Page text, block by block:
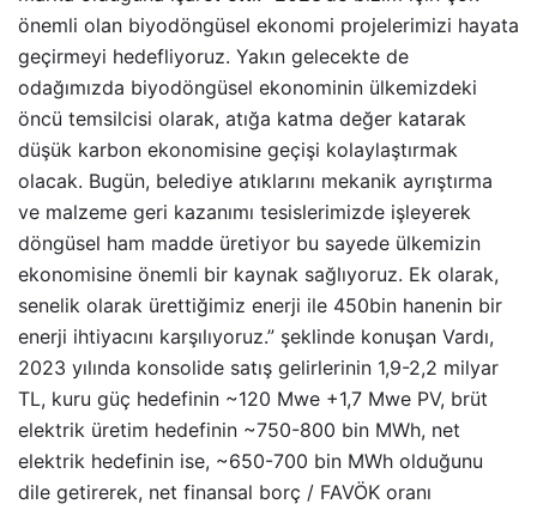
önemli olan biyodöngüsel ekonomi projelerimizi hayata
geçirmeyi hedefliyoruz. Yakın gelecekte de
odağımızda biyodöngüsel ekonominin ülkemizdeki
öncü temsilcisi olarak, atığa katma değer katarak
düşük karbon ekonomisine geçişi kolaylaştırmak
olacak. Bugün, belediye atıklarını mekanik ayrıştırma
ve malzeme geri kazanımı tesislerimizde işleyerek
döngüsel ham madde üretiyor bu sayede ülkemizin
ekonomisine önemli bir kaynak sağlıyoruz. Ek olarak,
senelik olarak ürettiğimiz enerji ile 450bin hanenin bir
enerji ihtiyacını karşılıyoruz.” şeklinde konuşan Vardı,
2023 yılında konsolide satış gelirlerinin 1,9-2,2 milyar
TL, kuru güç hedefinin ~120 Mwe +1,7 Mwe PV, brüt
elektrik üretim hedefinin ~750-800 bin MWh, net
elektrik hedefinin ise, ~650-700 bin MWh olduğunu
dile getirerek, net finansal borç / FAVÖK oranı